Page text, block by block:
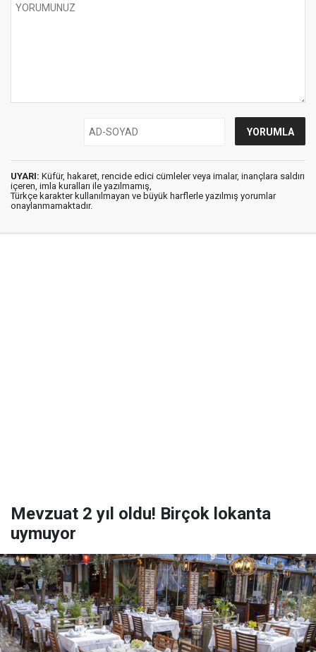
UYARI: Küfür, hakaret, rencide edici cümleler veya imalar, inançlara saldırı
içeren, imla kuralları ile yazılmamış,
Türkçe karakter kullanılmayan ve büyük harflerle yazılmış yorumlar
onaylanmamaktadır.
Mevzuat 2 yıl oldu! Birçok lokanta
uymuyor